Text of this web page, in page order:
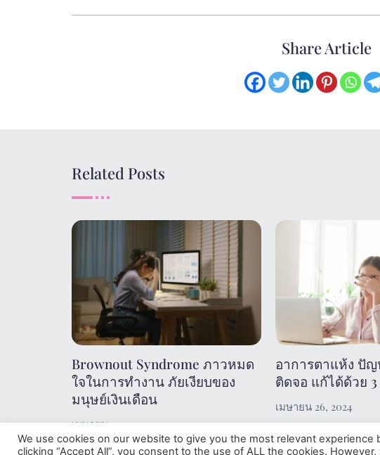
Share Article
Related Posts
Brownout Syndrome ภาวหมด
ใจในการทำงาน ภัยเงียบของ
มนุษย์เงินเดือน
เมษายน 29, 2024
อาการตาแห้ง ปั
ติดจอ แก้ได้ด้วย 3
เมษายน 26, 2024
We use cookies on our website to give you the most relevant
clicking “Accept All”, you consent to the use of ALL the cookies.